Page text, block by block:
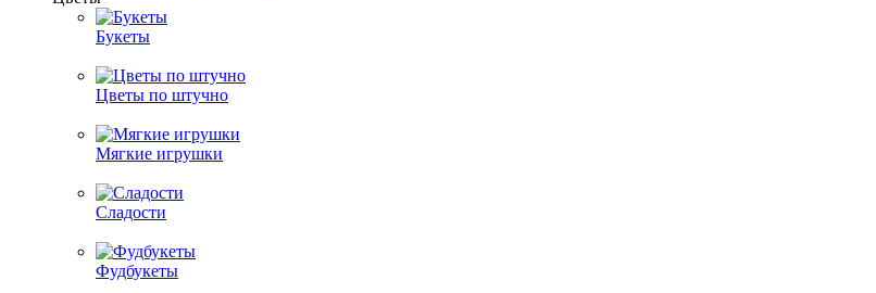
Букеты
Цветы по штучно
Мягкие игрушки
Сладости
Фудбукеты